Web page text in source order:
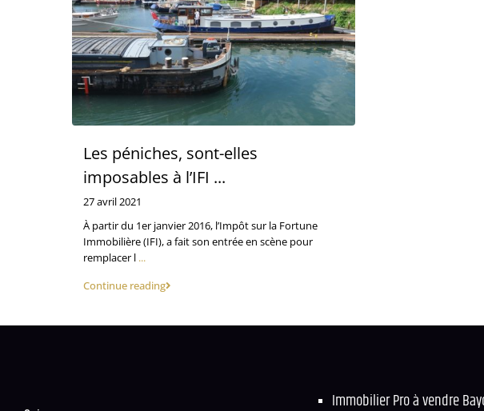
Les péniches, sont-elles
imposables à l’IFI ...
27 avril 2021
À partir du 1er janvier 2016, l’Impôt sur la Fortune
Immobilière (IFI), a fait son entrée en scène pour
remplacer l ...
Continue reading
Immobilier Pro à vendre